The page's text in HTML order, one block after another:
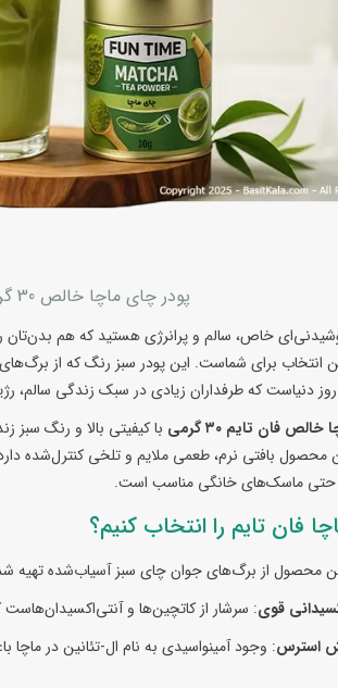
پودر چای ماچا خالص 30 گرمی فان تایم
خاص، سالم و پرانرژی هستید که هم بدن‌تان
انتخاب برای شماست. این پودر سبز رنگ که از
دنیاست که طرفداران زیادی در سبک زندگی سالم،
فان تایم ۳۰ گرمی
با کیفیتی بالا و رنگ سبز
بافتی نرم، طعمی ملایم و تلخی کنترل‌شده دارد
حتی ماسک‌های خانگی مناسب است.
فان تایم را انتخاب کنیم؟
محصول از برگ‌های جوان چای سبز آسیاب‌شده تهیه
قوی: سرشار از کاتچین‌ها و
استرس: وجود آمینواسیدی به نام ال-تئانین در